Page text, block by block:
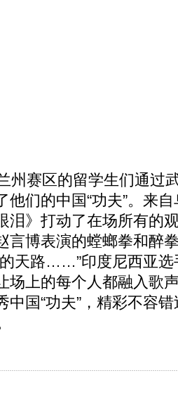
赛区的留学生们通过
他们的中国“功夫”。来
泪》打动了在场所有的
言博表演的螳螂拳和醉
天路……”印度尼西亚
场上的每个人都融入歌
中国“功夫”，精彩不容